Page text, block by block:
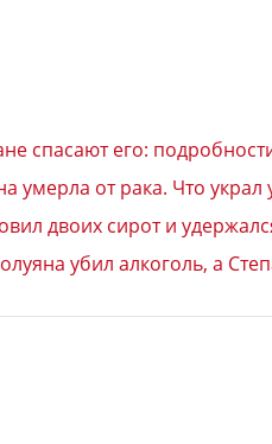
спасают его:
от рака. Что украл
двоих сирот и
убил алкоголь, а